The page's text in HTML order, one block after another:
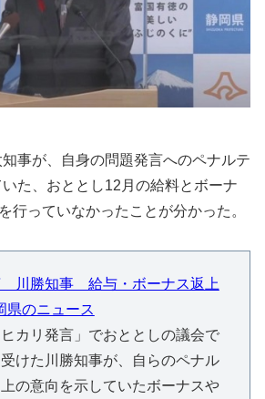
事が、自身の問題発言へのペナルテ
た、おととし12月の給料とボーナ
行っていなかったことが分かった。
川勝知事 給与・ボーナス返上
県のニュース
カリ発言」でおととしの議会で
けた川勝知事が、自らのペナル
の意向を示していたボーナスや